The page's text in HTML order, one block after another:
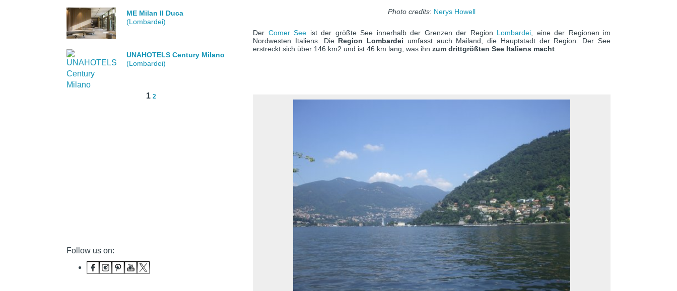
Photo credits: Nerys Howell
Der Comer See ist der größte See innerhalb der Grenzen der Region Lombardei , eine der Regionen im
Nordwesten Italiens. DieRegion Lombardei umfasst auch Mailand, die Hauptstadt der Region. Der See
erstreckt sich über 146 km2 und ist 46 km lang, was ihn zum drittgrößten See Italiens macht
ME Milan Il Duca
(Lombardei)
UNAHOTELS Century Milano
(Lombardei)
1 2
Follow us on: